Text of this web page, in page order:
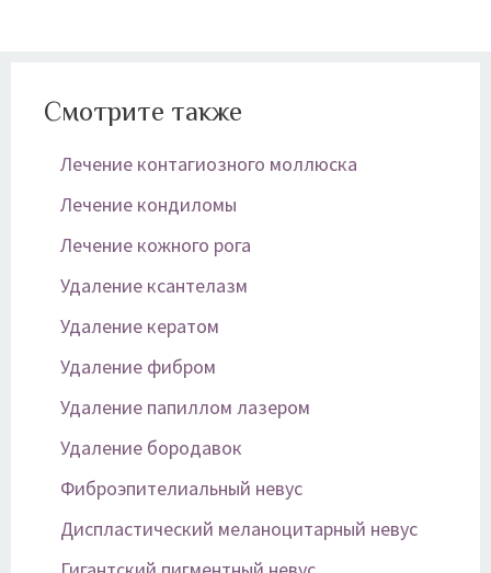
Смотрите также
Лечение контагиозного моллюска
Лечение кондиломы
Лечение кожного рога
Удаление ксантелазм
Удаление кератом
Удаление фибром
Удаление папиллом лазером
Удаление бородавок
Фиброэпителиальный невус
Диспластический меланоцитарный невус